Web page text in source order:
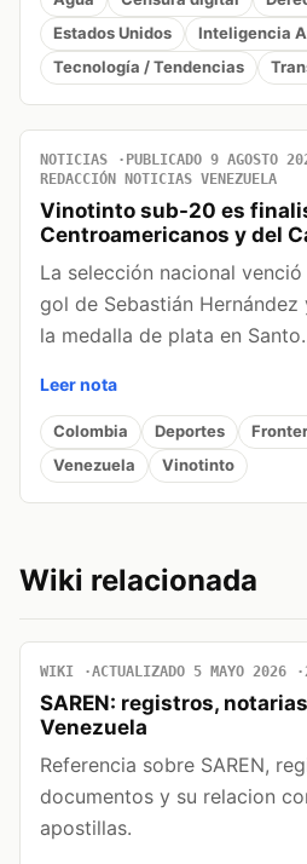
Estados Unidos
Inteligencia
Tecnología / Tendencias
NOTICIAS PUBLICADO 9 AGOSTO
REDACCIÓN NOTICIAS VENEZUELA
Vinotinto sub-20 es
Centroamericanos y del
La selección nacional
gol de Sebastián Hernández
la medalla de plata en
Leer nota
Colombia Deportes
Venezuela
Vinotinto
Wiki relacionada
WIKI ACTUALIZADO 5 MAYO 2026
SAREN: registros,
Venezuela
Referencia sobre SAREN,
documentos y su relacion
apostillas.